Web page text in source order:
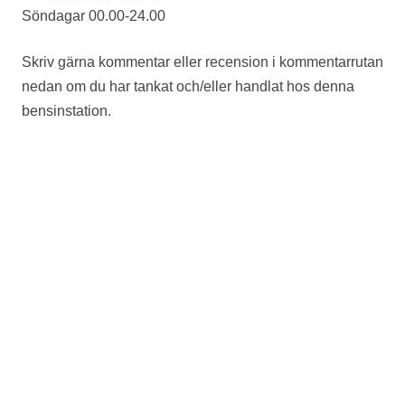
Söndagar 00.00-24.00
Skriv gärna kommentar eller recension i kommentarrutan
nedan om du har tankat och/eller handlat hos denna
bensinstation.